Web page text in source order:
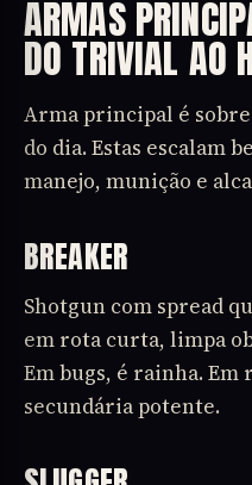
ARMAS
DO TRIVIAL AO
Arma principal é
do dia. Estas escalam
manejo, munição e
BREAKER
Shotgun com spread
em rota curta, limpa
Em bugs, é rainha.
secundária potente.